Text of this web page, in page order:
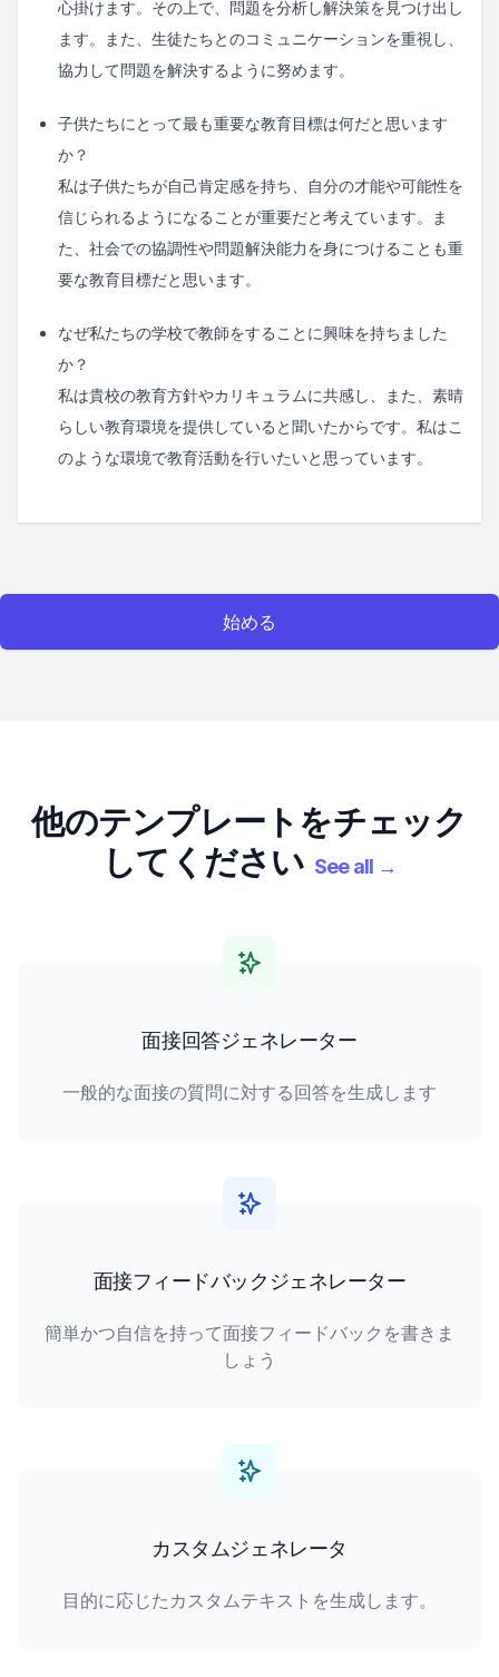
心掛けます。その上で、問題を分析し解決策を見つけ出し
ます。また、生徒たちとのコミュニケーションを重視し、
協力して問題を解決するように努めます。
子供たちにとって最も重要な教育目標は何だと思います
か？
私は子供たちが自己肯定感を持ち、自分の才能や可能性を
信じられるようになることが重要だと考えています。ま
た、社会での協調性や問題解決能力を身につけることも重
要な教育目標だと思います。
なぜ私たちの学校で教師をすることに興味を持ちました
か？
私は貴校の教育方針やカリキュラムに共感し、また、素晴
らしい教育環境を提供していると聞いたからです。私はこ
のような環境で教育活動を行いたいと思っています。
始める
他のテンプレートをチェック
してください See all →
面接回答ジェネレーター
一般的な面接の質問に対する回答を生成します
面接フィードバックジェネレーター
簡単かつ自信を持って面接フィードバックを書きま
しょう
カスタムジェネレータ
目的に応じたカスタムテキストを生成します。